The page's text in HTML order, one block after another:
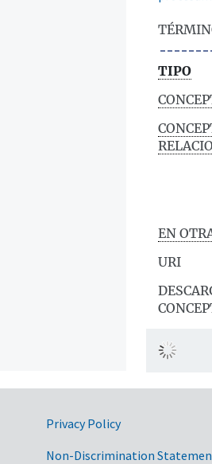
TIPO
EN
URI
Privacy Policy
Non-Discrimination